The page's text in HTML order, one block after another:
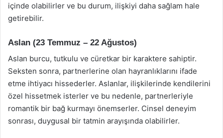
içinde olabilirler ve bu durum, ilişkiyi daha sağlam hale
getirebilir.
Aslan (23 Temmuz – 22 Ağustos)
Aslan burcu, tutkulu ve cüretkar bir karaktere sahiptir.
Seksten sonra, partnerlerine olan hayranlıklarını ifade
etme ihtiyacı hissederler. Aslanlar, ilişkilerinde kendilerini
özel hissetmek isterler ve bu nedenle, partnerleriyle
romantik bir bağ kurmayı önemserler. Cinsel deneyim
sonrası, duygusal bir tatmin arayışında olabilirler.